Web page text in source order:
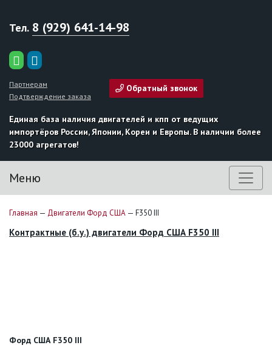
Тел. 8 (929) 641-14-98
Партнерам
Подтверждение заказа
Обратный звонок
Единая база наличия двигателей и кпп от ведущих
импортёров России, Японии, Кореи и Европы. В наличии более
23000 агрегатов!
Меню
Главная — Двигатели Форд США — F350 III
Контрактные (б.у.) двигатели Форд США F350 III
Форд США F350 III